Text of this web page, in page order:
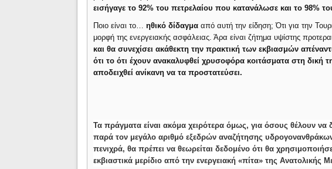
εισήγαγε το 92% του πετρελαίου που κατανάλωσε και το 98%
Ποιο είναι το…ηθικό δίδαγμα από αυτή την είδηση; Ότι για την
μορφή της ενεργειακής ασφάλειας. Άρα είναι ζήτημα υψίστης
και θα συνεχίσει ακάθεκτη την πρακτική των εκβιασμών
ότι το ότι έχουν ανακαλυφθεί χρυσοφόρα κοιτάσματα στη δική
αποδειχθεί ανίκανη να τα προστατεύσει.
Τα πράγματα είναι ακόμα χειρότερα όμως, για όσους θέλουν
παρά τον μεγάλο αριθμό εξεδρών αναζήτησης υδρογονανθράκων
πενιχρά, θα πρέπει να θεωρείται δεδομένο ότι θα
εκβιαστικά μερίδιο από την ενεργειακή «πίτα» της Ανατολικής